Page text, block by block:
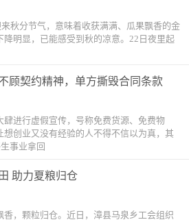
秋分节气，意味着收获满满、瓜果飘香的金
明显，已能感受到秋的凉意。22日夜里起
顾契约精神，单方撕毁合同条款
肆进行虚假宣传，号称免费货源、免费物
想创业又没有经验的人不得不信以为真，其
事业拿回
助力夏粮归仓
，颗粒归仓。近日，漳县马泉乡工会组织